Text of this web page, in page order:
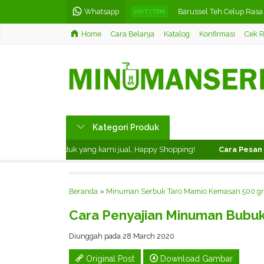
Whatsapp HOT ITEM Barussel Teh Celup
Minuman Serbuk
Hiasan Dinding Huruf
Hiasan Dinding Klub
Home Cara Belanja Katalog Konfirmasi Cek
Kategori Produk
produk yang kami jual, Happy Shopping! Cara Pesan di
Beranda » Minuman Serbuk Taro Mamio Kemasan 500
Cara Penyajian Minuman
Diunggah pada 28 March 2020
Original Post Download Gambar